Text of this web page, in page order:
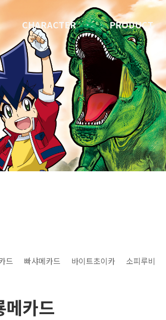
CHARACTER PRODUCT
드 빠샤메카드 바이트초이카 소피루비
메카드